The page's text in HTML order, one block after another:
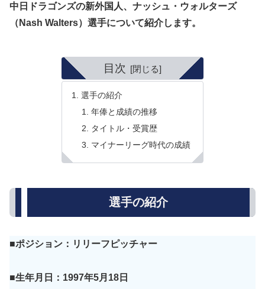
中日ドラゴンズの新外国人、ナッシュ・ウォルターズ
（Nash Walters）選手について紹介します。
目次
選手の紹介
年俸と成績の推移
タイトル・受賞歴
マイナーリーグ時代の成績
選手の紹介
■ポジション：リリーフピッチャー
■生年月日：1997年5月18日